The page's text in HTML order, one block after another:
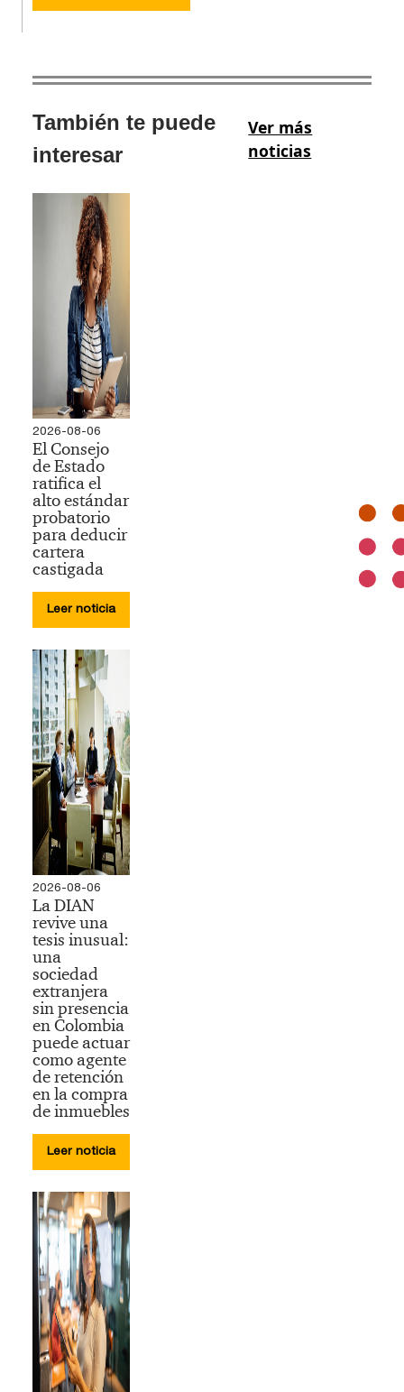
También te puede
interesar
Ver más
noticias
2026-08-06
El Consejo
de Estado
ratifica el
alto estándar
probatorio
para deducir
cartera
castigada
Leer noticia
2026-08-06
La DIAN
revive una
tesis inusual:
una
sociedad
extranjera
sin presencia
en Colombia
puede actuar
como agente
de retención
en la compra
de inmuebles
Leer noticia